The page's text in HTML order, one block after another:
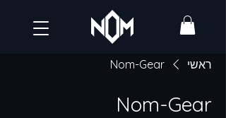
ראשי Nom-Gear
Nom-Gear